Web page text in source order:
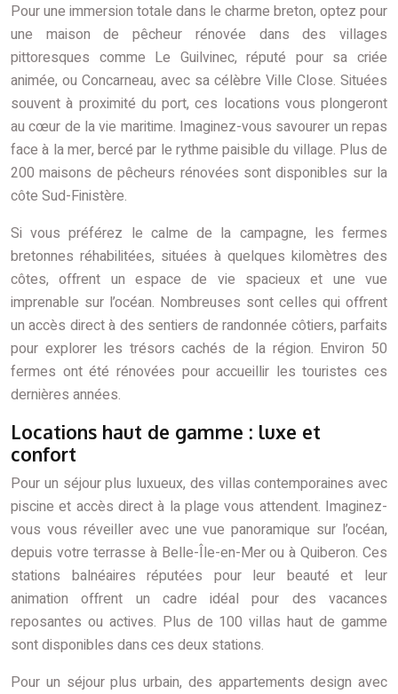
Pour une immersion totale dans le charme breton, optez pour
une maison de pêcheur rénovée dans des villages
pittoresques comme Le Guilvinec, réputé pour sa criée
animée, ou Concarneau, avec sa célèbre Ville Close. Situées
souvent à proximité du port, ces locations vous plongeront
au cœur de la vie maritime. Imaginez-vous savourer un repas
face à la mer, bercé par le rythme paisible du village. Plus de
200 maisons de pêcheurs rénovées sont disponibles sur la
côte Sud-Finistère.
Si vous préférez le calme de la campagne, les fermes
bretonnes réhabilitées, situées à quelques kilomètres des
côtes, offrent un espace de vie spacieux et une vue
imprenable sur l’océan. Nombreuses sont celles qui offrent
un accès direct à des sentiers de randonnée côtiers, parfaits
pour explorer les trésors cachés de la région. Environ 50
fermes ont été rénovées pour accueillir les touristes ces
dernières années.
Locations haut de gamme : luxe et
confort
Pour un séjour plus luxueux, des villas contemporaines avec
piscine et accès direct à la plage vous attendent. Imaginez-
vous vous réveiller avec une vue panoramique sur l’océan,
depuis votre terrasse à Belle-Île-en-Mer ou à Quiberon. Ces
stations balnéaires réputées pour leur beauté et leur
animation offrent un cadre idéal pour des vacances
reposantes ou actives. Plus de 100 villas haut de gamme
sont disponibles dans ces deux stations.
Pour un séjour plus urbain, des appartements design avec